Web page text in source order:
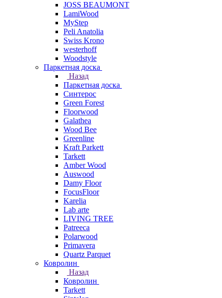
JOSS BEAUMONT
LamiWood
MyStep
Peli Anatolia
Swiss Krono
westerhoff
Woodstyle
Паркетная доска
Назад
Паркетная доска
Синтерос
Green Forest
Floorwood
Galathea
Wood Bee
Greenline
Kraft Parkett
Tarkett
Amber Wood
Auswood
Damy Floor
FocusFloor
Karelia
Lab arte
LIVING TREE
Patreeca
Polarwood
Primavera
Quartz Parquet
Ковролин
Назад
Ковролин
Tarkett